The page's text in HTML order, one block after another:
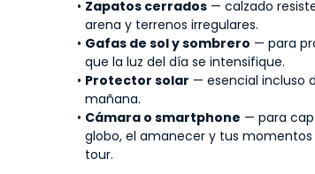
Zapatos cerrados — calzado
arena y terrenos irregulares.
Gafas de sol y sombrero — para
que la luz del día se intensifique.
Protector solar — esencial incluso
mañana.
Cámara o smartphone — para
globo, el amanecer y tus
tour.